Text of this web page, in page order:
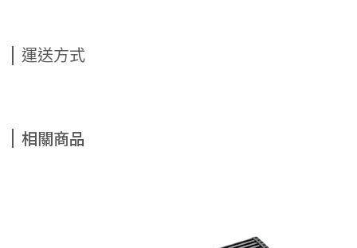
運送方式
相關商品